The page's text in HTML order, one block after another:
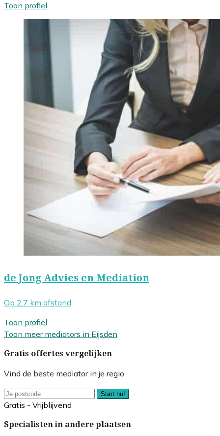
Toon profiel
de Jong Advies en Mediation
Op 2.7 km afstand
Toon profiel
Toon meer mediators in Eijsden
Gratis offertes vergelijken
Vind de beste mediator in je regio.
Start nu!
Gratis - Vrijblijvend
Specialisten in andere plaatsen